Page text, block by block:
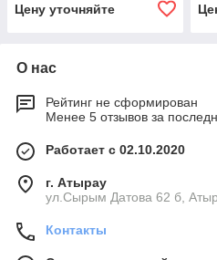
Цену уточняйте
О нас
Рейтинг не сформирован
Менее 5 отзывов за
Работает с 02.10.2020
г. Атырау
ул.Сырым Датова 62 б,
Контакты